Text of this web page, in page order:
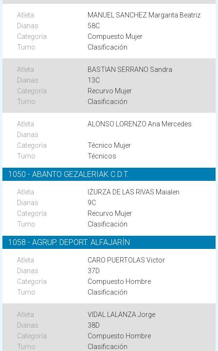
MANUEL SANCHEZ Margarita Beatriz
58C
Compuesto Mujer
Clasificación
BASTIAN SERRANO Sandra
13C
Recurvo Mujer
Clasificación
ALONSO LORENZO Ana Mercedes
Técnico Mujer
Técnicos
1050 - ABANTO GEZALERIAK C.D.T.
IZURZA DE LAS RIVAS Maialen
9C
Recurvo Mujer
Clasificación
1058 - AGRUP. DEPORT. ALFAJARÍN
CARO PUERTOLAS Victor
37D
Compuesto Hombre
Clasificación
VIDAL LALANZA Jorge
38D
Compuesto Hombre
Clasificación